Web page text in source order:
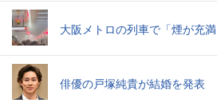
大阪メトロの列車で「煙が充満
俳優の戸塚純貴が結婚を発表